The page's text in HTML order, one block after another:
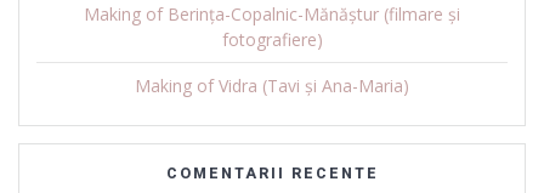
Making of Berința-Copalnic-Mănăștur (filmare și
fotografiere)
Making of Vidra (Tavi și Ana-Maria)
COMENTARII RECENTE